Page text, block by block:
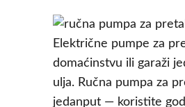
Električne pumpe za
domaćinstvu ili garaži
ulja. Ručna pumpa za
jedanput — koristite